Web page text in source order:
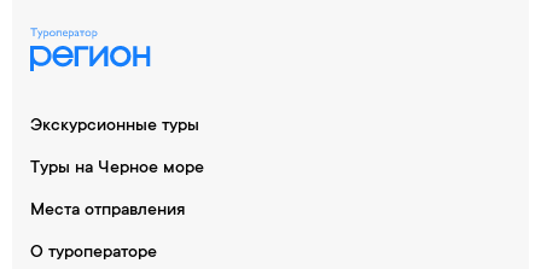
Экскурсионные туры
Туры на Черное море
Места отправления
О туроператоре